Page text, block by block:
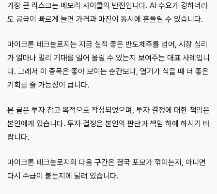
가장 큰 리스크는 메모리 사이클의 반전입니다. AI 수요가 강하더라
도 공급이 빠르게 늘면 가격과 마진이 동시에 흔들릴 수 있습니다.
마이크론 테크놀로지는 지금 실적 좋은 반도체주를 넘어, 시장 심리
가 얼마나 멀리 기대를 밀어 올릴 수 있는지 보여주는 대표 사례입니
다. 그래서 이 종목은 좋아 보이는 순간보다, 열기가 식을 때 더 좋은
기회를 줄 가능성이 큽니다.
본 글은 투자 참고 목적으로 작성되었으며, 투자 결정에 대한 책임은
본인에게 있습니다. 투자 결정은 본인의 판단과 책임 하에 하시기 바
랍니다.
마이크론 테크놀로지의 다음 구간은 결국 포모가 꺾이는지, 아니면
다시 수급이 붙는지에 달려 있습니다.